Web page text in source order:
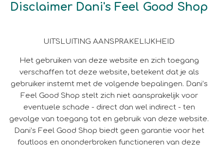
Disclaimer Dani's Feel Good Shop
UITSLUITING AANSPRAKELIJKHEID
Het gebruiken van deze website en zich toegang
verschaffen tot deze website, betekent dat je als
gebruiker instemt met de volgende bepalingen. Dani’s
Feel Good Shop stelt zich niet aansprakelijk voor
eventuele schade - direct dan wel indirect - ten
gevolge van toegang tot en gebruik van deze website.
Dani’s Feel Good Shop biedt geen garantie voor het
foutloos en ononderbroken functioneren van deze